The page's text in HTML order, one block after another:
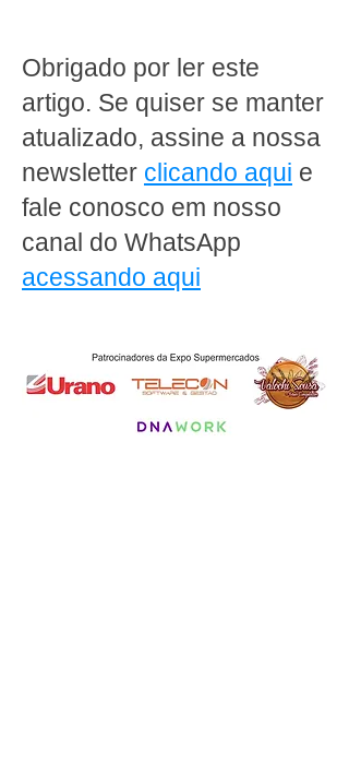
Obrigado por ler este
artigo. Se quiser se manter
atualizado, assine a nossa
newsletter clicando aqui e
fale conosco em nosso
canal do WhatsApp
acessando aqui